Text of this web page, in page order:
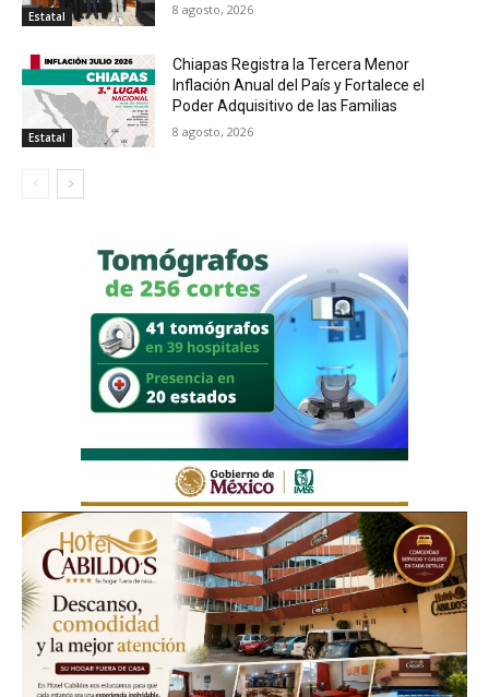
Estatal 8 agosto, 2026
Estatal
Chiapas Registra la Tercera Menor
Inflación Anual del País y Fortalece el
Poder Adquisitivo de las Familias
8 agosto, 2026